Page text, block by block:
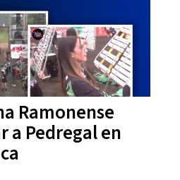
Ramonense
a Pedregal en